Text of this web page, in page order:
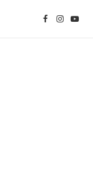
Facebook